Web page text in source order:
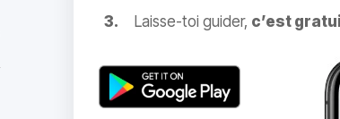
Laisse-toi guider, c’est